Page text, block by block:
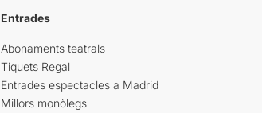
Entrades
Abonaments teatrals
Tiquets Regal
Entrades espectacles a Madrid
Millors monòlegs